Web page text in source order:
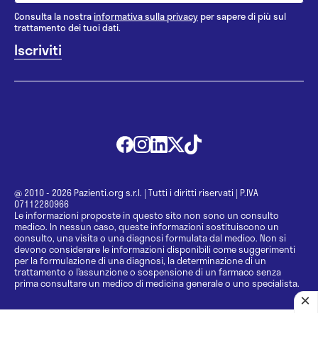
Consulta la nostrainformativa sulla privacy per sapere di più sul
trattamento dei tuoi dati.
@ 2010 - 2026 Pazienti.org s.r.l. | Tutti i diritti riservati | P.IVA
07112280966
Le informazioni proposte in questo sito non sono un consulto
medico. In nessun caso, queste informazioni sostituiscono un
consulto, una visita o una diagnosi formulata dal medico. Non si
devono considerare le informazioni disponibili come suggerimenti
per la formulazione di una diagnosi, la determinazione di un
trattamento o l’assunzione o sospensione di un farmaco senza
prima consultare un medico di medicina generale o uno specialista.